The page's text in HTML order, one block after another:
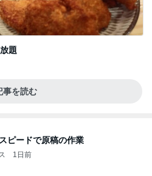
題
事を読む
ピードで原稿の作業
1日前